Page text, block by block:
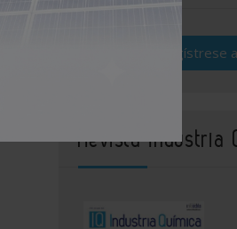
Regístrese
Revista Industria